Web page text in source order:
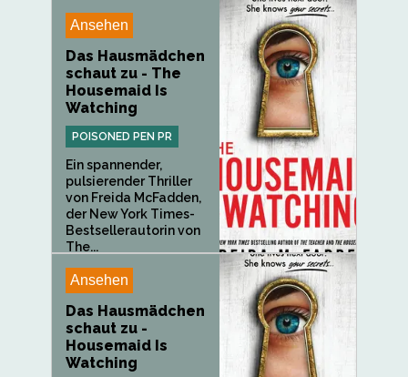
Ansehen
Das Hausmädchen
schaut zu - The
Housemaid Is
Watching
POISONED PEN PR
Ein spannender,
pulsierender Thriller
von Freida McFadden,
der New York Times-
Bestsellerautorin von
The...
Ansehen
Das Hausmädchen
schaut zu -
Housemaid Is
Watching